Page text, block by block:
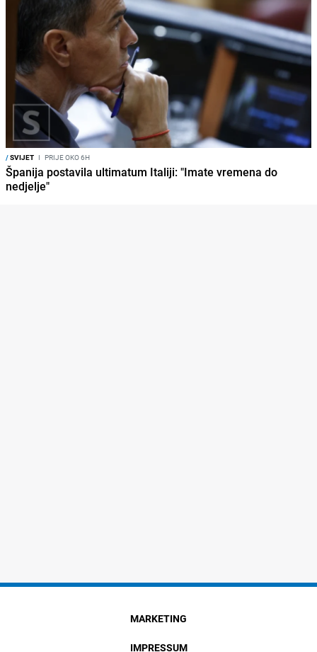
/SVIJET I PRIJE OKO 6H
Španija postavila ultimatum Italiji: "Imate vremena do
nedjelje"
MARKETING
IMPRESSUM